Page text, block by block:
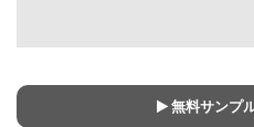
無料サンプ